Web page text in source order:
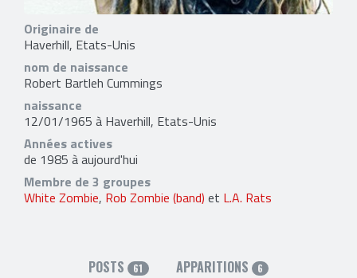
Originaire de
Haverhill, Etats-Unis
nom de naissance
Robert Bartleh Cummings
naissance
12/01/1965 à Haverhill, Etats-Unis
Années actives
de 1985 à aujourd'hui
Membre de 3 groupes
White Zombie, Rob Zombie (band) et L.A. Rats
POSTS 61 APPARITIONS 6